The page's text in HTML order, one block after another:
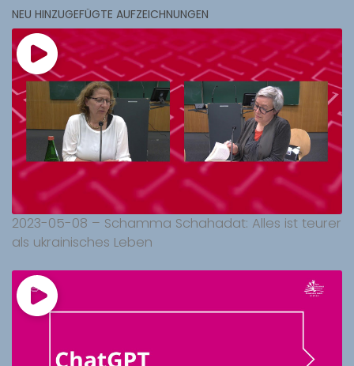
NEU HINZUGEFÜGTE AUFZEICHNUNGEN
2023-05-08 – Schamma Schahadat: Alles ist teurer
als ukrainisches Leben